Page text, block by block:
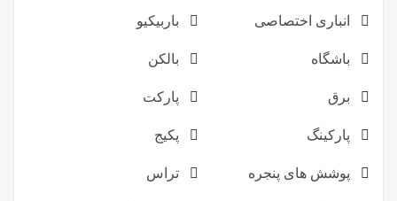
انباری اختصاصی باربیکیو
باشگاه بالکن
برق پارکت
پارکینگ پکیج
پوشش های پنجره تراس